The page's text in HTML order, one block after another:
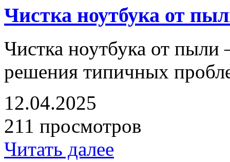
Чистка ноутбука от
Чистка ноутбука от
решения типичных
12.04.2025
211 просмотров
Читать далее